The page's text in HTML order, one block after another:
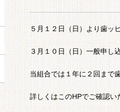
５月１２日（日）より歯ッ
３月１０日（日）一般申し
当組合では１年に２回まで
詳しくはこのHPでご確認